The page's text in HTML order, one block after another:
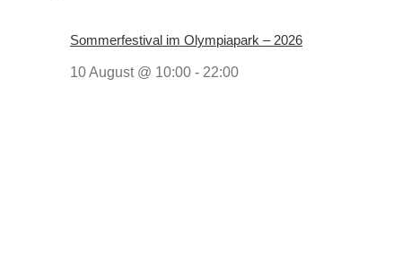
Sommerfestival im Olympiapark – 2026
10 August @ 10:00 - 22:00